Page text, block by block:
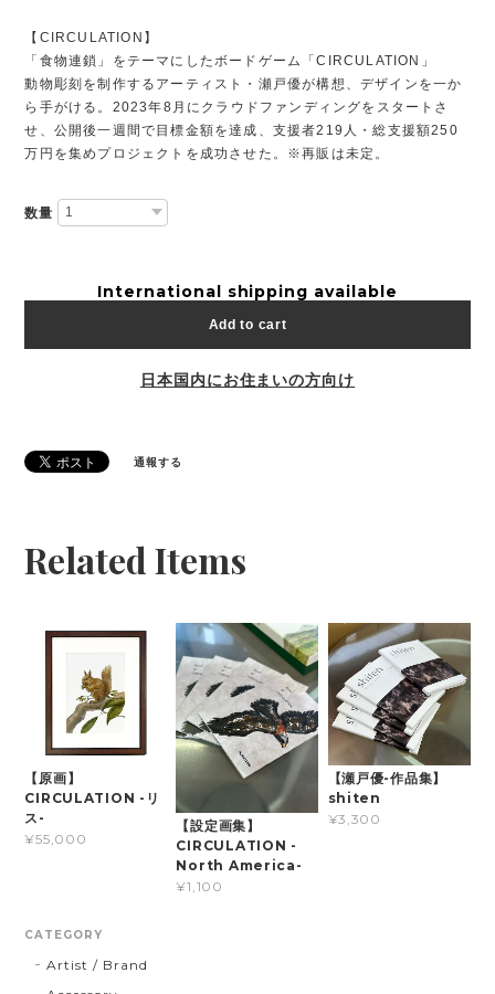
【CIRCULATION】
「食物連鎖」をテーマにしたボードゲーム「CIRCULATION」
動物彫刻を制作するアーティスト・瀬戸優が構想、デザインを一か
ら手がける。2023年8月にクラウドファンディングをスタートさ
せ、公開後一週間で目標金額を達成、支援者219人・総支援額250
万円を集めプロジェクトを成功させた。※再販は未定。
数量
International shipping available
Add to cart
日本国内にお住まいの方向け
通報する
Related Items
【原画】
CIRCULATION -リ
ス-
¥55,000
【設定画集】
CIRCULATION -
North America-
¥1,100
【瀬戸優-作品集】
shiten
¥3,300
CATEGORY
Artist / Brand